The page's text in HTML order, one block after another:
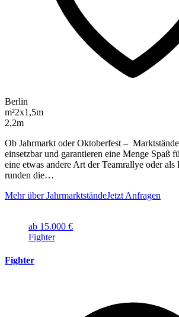
Berlin
m²2x1,5m
2,2m
Ob Jahrmarkt oder Oktoberfest –
einsetzbar und garantieren eine Menge Spaß
eine etwas andere Art der Teamrallye oder als
runden die…
Mehr über JahrmarktständeJetzt Anfragen
ab 15.000 €
Fighter
Fighter